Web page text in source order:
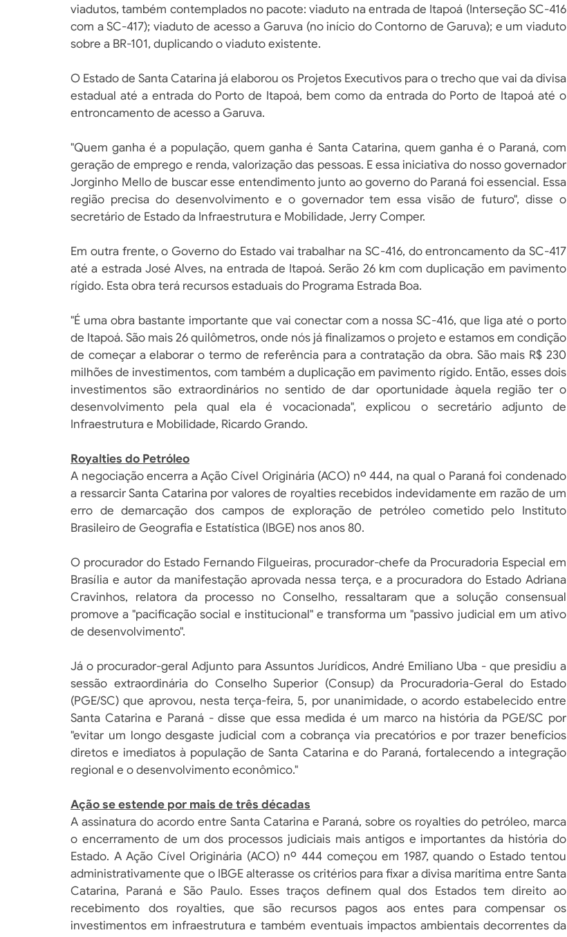
viadutos, também contemplados no pacote: viaduto na entrada de Itapoá (Interseção SC-416
com a SC-417); viaduto de acesso a Garuva (no início do Contorno de Garuva); e um viaduto
sobre a BR-101, duplicando o viaduto existente.
O Estado de Santa Catarina já elaborou os Projetos Executivos para o trecho que vai da divisa
estadual até a entrada do Porto de Itapoá, bem como da entrada do Porto de Itapoá até o
entroncamento de acesso a Garuva.
"Quem ganha é a população, quem ganha é Santa Catarina, quem ganha é o Paraná, com
geração de emprego e renda, valorização das pessoas. E essa iniciativa do nosso governador
Jorginho Mello de buscar esse entendimento junto ao governo do Paraná foi essencial. Essa
região precisa do desenvolvimento e o governador tem essa visão de futuro", disse o
secretário de Estado da Infraestrutura e Mobilidade, Jerry Comper.
Em outra frente, o Governo do Estado vai trabalhar na SC-416, do entroncamento da SC-417
até a estrada José Alves, na entrada de Itapoá. Serão 26 km com duplicação em pavimento
rígido. Esta obra terá recursos estaduais do Programa Estrada Boa.
"É uma obra bastante importante que vai conectar com a nossa SC-416, que liga até o porto
de Itapoá. São mais 26 quilômetros, onde nós já finalizamos o projeto e estamos em condição
de começar a elaborar o termo de referência para a contratação da obra. São mais R$ 230
milhões de investimentos, com também a duplicação em pavimento rígido. Então, esses dois
investimentos são extraordinários no sentido de dar oportunidade àquela região ter o
desenvolvimento pela qual ela é vocacionada", explicou o secretário adjunto de
Infraestrutura e Mobilidade, Ricardo Grando.
Royalties do Petróleo
A negociação encerra a Ação Cível Originária (ACO) nº 444, na qual o Paraná foi condenado
a ressarcir Santa Catarina por valores de royalties recebidos indevidamente em razão de um
erro de demarcação dos campos de exploração de petróleo cometido pelo Instituto
Brasileiro de Geografia e Estatística (IBGE) nos anos 80.
O procurador do Estado Fernando Filgueiras, procurador-chefe da Procuradoria Especial em
Brasília e autor da manifestação aprovada nessa terça, e a procuradora do Estado Adriana
Cravinhos, relatora da processo no Conselho, ressaltaram que a solução consensual
promove a "pacificação social e institucional" e transforma um "passivo judicial em um ativo
de desenvolvimento".
Já o procurador-geral Adjunto para Assuntos Jurídicos, André Emiliano Uba - que presidiu a
sessão extraordinária do Conselho Superior (Consup) da Procuradoria-Geral do Estado
(PGE/SC) que aprovou, nesta terça-feira, 5, por unanimidade, o acordo estabelecido entre
Santa Catarina e Paraná - disse que essa medida é um marco na história da PGE/SC por
"evitar um longo desgaste judicial com a cobrança via precatórios e por trazer benefícios
diretos e imediatos à população de Santa Catarina e do Paraná, fortalecendo a integração
regional e o desenvolvimento econômico."
Ação se estende por mais de três décadas
A assinatura do acordo entre Santa Catarina e Paraná, sobre os royalties do petróleo, marca
o encerramento de um dos processos judiciais mais antigos e importantes da história do
Estado. A Ação Cível Originária (ACO) nº 444 começou em 1987, quando o Estado tentou
administrativamente que o IBGE alterasse os critérios para fixar a divisa marítima entre Santa
Catarina, Paraná e São Paulo. Esses traços definem qual dos Estados tem direito ao
recebimento dos royalties, que são recursos pagos aos entes para compensar os
investimentos em infraestrutura e também eventuais impactos ambientais decorrentes da